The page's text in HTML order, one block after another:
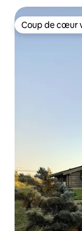
Coup de cœur
Coup de cœur